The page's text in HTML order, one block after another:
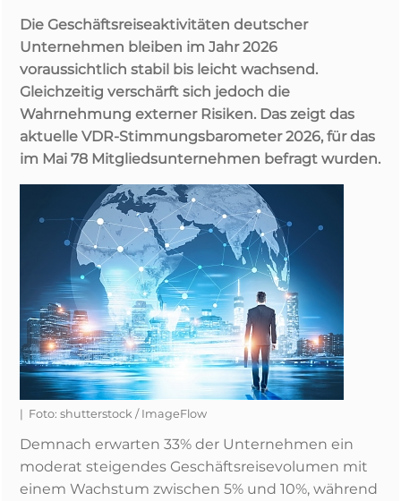
Die Geschäftsreiseaktivitäten deutscher
Unternehmen bleiben im Jahr 2026
voraussichtlich stabil bis leicht wachsend.
Gleichzeitig verschärft sich jedoch die
Wahrnehmung externer Risiken. Das zeigt das
aktuelle VDR-Stimmungsbarometer 2026, für das
im Mai 78 Mitgliedsunternehmen befragt wurden.
| Foto: shutterstock / ImageFlow
Demnach erwarten 33% der Unternehmen ein
moderat steigendes Geschäftsreisevolumen mit
einem Wachstum zwischen 5% und 10%, während